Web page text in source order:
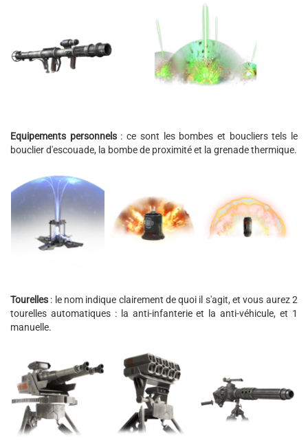
Equipements personnels: ce sont les bombes et boucliers tels le
bouclier d'escouade, la bombe de proximité et la grenade thermique.
Tourelles : le nom indique clairement de quoi il s'agit, et vous aurez 2
tourelles automatiques : la anti-infanterie et la anti-véhicule, et 1
manuelle.